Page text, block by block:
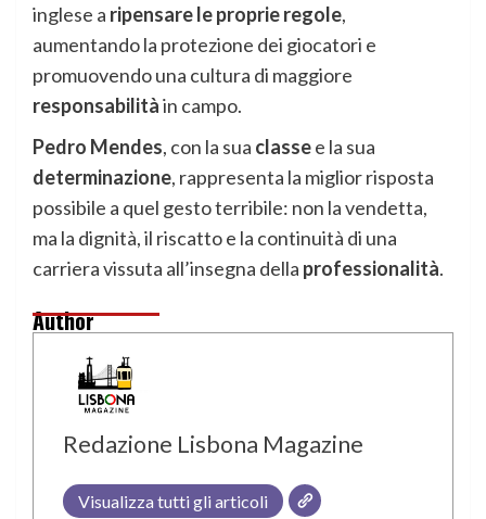
inglese a ripensare le proprie regole,
aumentando la protezione dei giocatori e
promuovendo una cultura di maggiore
responsabilitàin campo.
Pedro Mendes, con la sua classee la sua
determinazione, rappresenta la miglior risposta
possibile a quel gesto terribile: non la vendetta,
ma la dignità, il riscatto e la continuità di una
carriera vissuta all’insegna della professionalità.
Author
Redazione Lisbona Magazine
Visualizza tutti gli articoli